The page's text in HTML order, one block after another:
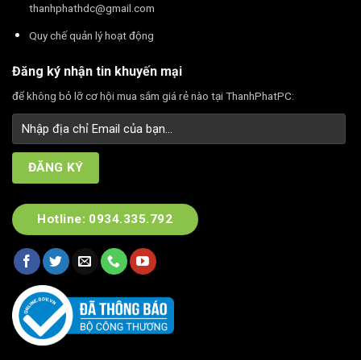
thanhphathdc@gmail.com
Quy chế quản lý hoạt động
Đăng ký nhận tin khuyến mại
để không bỏ lỡ cơ hội mua sắm giá rẻ nào tại ThanhPhatPC:
Hotline: 0934.335.792